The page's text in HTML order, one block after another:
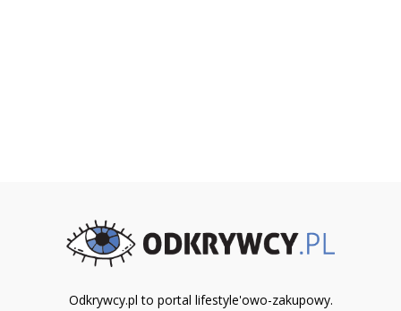
Odkrywcy.pl to portal lifestyle'owo-zakupowy.